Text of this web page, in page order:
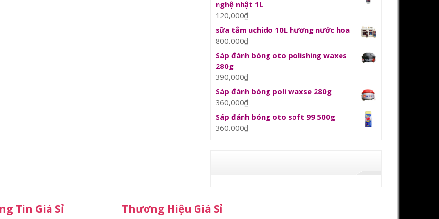
nghệ nhật 1L
120,000₫
sữa tắm uchido 10L hương nước hoa
800,000₫
Sáp đánh bóng oto polishing waxes
280g
390,000₫
Sáp đánh bóng poli waxse 280g
360,000₫
Sáp đánh bóng oto soft 99 500g
360,000₫
Tin Giá Sỉ Thương Hiệu Giá Sỉ